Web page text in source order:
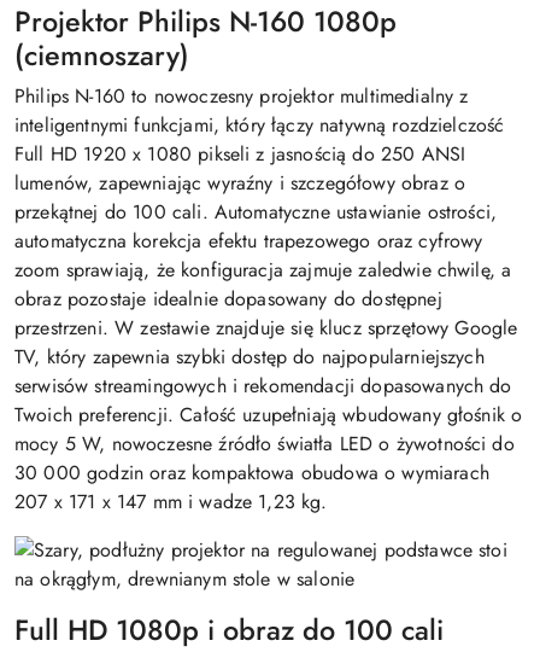
Projektor Philips N-160 1080p
(ciemnoszary)
Philips N-160 to nowoczesny projektor multimedialny z
inteligentnymi funkcjami, który łączy natywną rozdzielczość
Full HD 1920 x 1080 pikseli z jasnością do 250 ANSI
lumenów, zapewniając wyraźny i szczegółowy obraz o
przekątnej do 100 cali. Automatyczne ustawianie ostrości,
automatyczna korekcja efektu trapezowego oraz cyfrowy
zoom sprawiają, że konfiguracja zajmuje zaledwie chwilę, a
obraz pozostaje idealnie dopasowany do dostępnej
przestrzeni. W zestawie znajduje się klucz sprzętowy Google
TV, który zapewnia szybki dostęp do najpopularniejszych
serwisów streamingowych i rekomendacji dopasowanych do
Twoich preferencji. Całość uzupełniają wbudowany głośnik o
mocy 5 W, nowoczesne źródło światła LED o żywotności do
30 000 godzin oraz kompaktowa obudowa o wymiarach
207 x 171 x 147 mm i wadze 1,23 kg.
Full HD 1080p i obraz do 100 cali